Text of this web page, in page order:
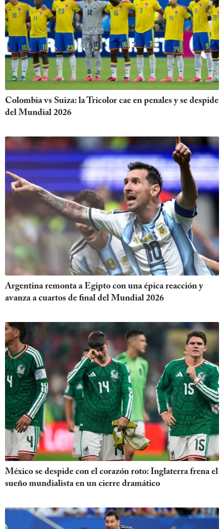
Colombia vs Suiza: la Tricolor cae en penales y se despide
del Mundial 2026
Argentina remonta a Egipto con una épica reacción y
avanza a cuartos de final del Mundial 2026
México se despide con el corazón roto: Inglaterra frena el
sueño mundialista en un cierre dramático